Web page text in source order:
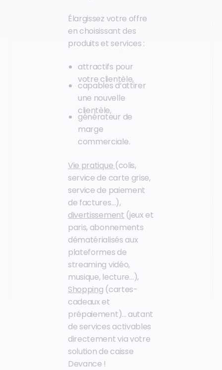
Élargissez votre offre
en choisissant des
produits et services :
attractifs pour
votre clientèle,
capables d’attirer
une nouvelle
clientèle,
générateur de
marge
commerciale.
Vie pratique (colis,
service de carte grise,
service de paiement
de factures…),
divertissement (jeux et
paris, abonnements
dématérialisés aux
plateformes de
streaming vidéo,
musique, lecture…),
Shopping (cartes-
cadeaux et
prépaiement)... autant
de services activables
directement via votre
solution de caisse
Devance !